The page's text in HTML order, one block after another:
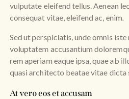
vulputate eleifend tellus. Aenean
consequat vitae, eleifend ac, enim.
Sed ut perspiciatis, unde omnis
voluptatem accusantium
rem aperiam eaque ipsa, quae ab
quasi architecto beatae vitae dicta
At vero eos et accusam